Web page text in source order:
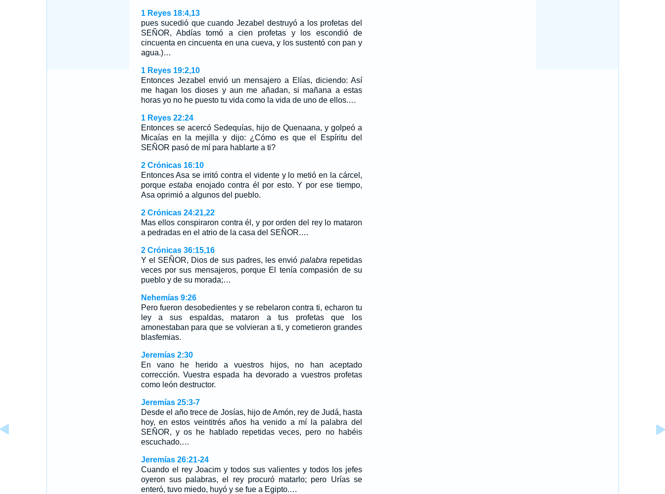
1 Reyes 18:4,13
pues sucedió que cuando Jezabel destruyó a los profetas del
SEÑOR, Abdías tomó a cien profetas y los escondió de
cincuenta en cincuenta en una cueva, y los sustentó con pan y
agua.)…
1 Reyes 19:2,10
Entonces Jezabel envió un mensajero a Elías, diciendo: Así
me hagan los dioses y aun me añadan, si mañana a estas
horas yo no he puesto tu vida como la vida de uno de ellos.…
1 Reyes 22:24
Entonces se acercó Sedequías, hijo de Quenaana, y golpeó a
Micaías en la mejilla y dijo: ¿Cómo es que el Espíritu del
SEÑOR pasó de mí para hablarte a ti?
2 Crónicas 16:10
Entonces Asa se irritó contra el vidente y lo metió en la cárcel,
porqueestaba enojado contra él por esto. Y por ese tiempo,
Asa oprimió a algunos del pueblo.
2 Crónicas 24:21,22
Mas ellos conspiraron contra él, y por orden del rey lo mataron
a pedradas en el atrio de la casa del SEÑOR.…
2 Crónicas 36:15,16
Y el SEÑOR, Dios de sus padres, les envió palabra repetidas
veces por sus mensajeros, porque El tenía compasión de su
pueblo y de su morada;…
Nehemías 9:26
Pero fueron desobedientes y se rebelaron contra ti, echaron tu
ley a sus espaldas, mataron a tus profetas que los
amonestaban para que se volvieran a ti, y cometieron grandes
blasfemias.
Jeremías 2:30
En vano he herido a vuestros hijos, no han aceptado
corrección. Vuestra espada ha devorado a vuestros profetas
como león destructor.
Jeremías 25:3-7
Desde el año trece de Josías, hijo de Amón, rey de Judá, hasta
hoy, en estos veintitrés años ha venido a mí la palabra del
SEÑOR, y os he hablado repetidas veces, pero no habéis
escuchado.…
Jeremías 26:21-24
Cuando el rey Joacim y todos sus valientes y todos los jefes
oyeron sus palabras, el rey procuró matarlo; pero Urías se
enteró, tuvo miedo, huyó y se fue a Egipto.…